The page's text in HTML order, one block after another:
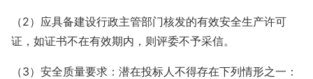
（2）应具备建设行政主管部门核发的有效安全生产许可
证，如证书不在有效期内，则评委不予采信。
（3）安全质量要求：潜在投标人不得存在下列情形之一：